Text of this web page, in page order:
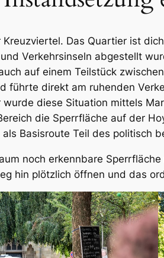
Das Quartier ist
Verkehrsinseln abgestellt
auf einem Teilstück
führte direkt am ruhenden
diese Situation mittels
die Sperrfläche auf der
Basisroute Teil des politisch
noch erkennbare
hin plötzlich öffnen und das